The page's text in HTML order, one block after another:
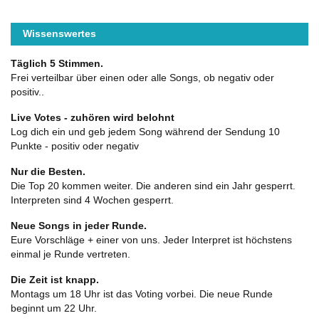
Wissenswertes
Täglich 5 Stimmen.
Frei verteilbar über einen oder alle Songs, ob negativ oder
positiv..
Live Votes - zuhören wird belohnt
Log dich ein und geb jedem Song während der Sendung 10
Punkte - positiv oder negativ
Nur die Besten.
Die Top 20 kommen weiter. Die anderen sind ein Jahr gesperrt.
Interpreten sind 4 Wochen gesperrt.
Neue Songs in jeder Runde.
Eure Vorschläge + einer von uns. Jeder Interpret ist höchstens
einmal je Runde vertreten.
Die Zeit ist knapp.
Montags um 18 Uhr ist das Voting vorbei. Die neue Runde
beginnt um 22 Uhr.